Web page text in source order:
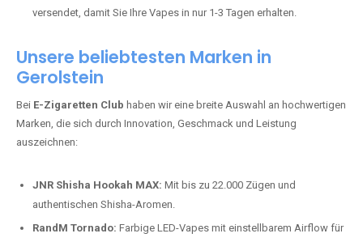
versendet, damit Sie Ihre Vapes in nur 1-3 Tagen erhalten.
Unsere beliebtesten Marken in
Gerolstein
Bei E-Zigaretten Club haben wir eine breite Auswahl an hochwertigen
Marken, die sich durch Innovation, Geschmack und Leistung
auszeichnen:
JNR Shisha Hookah MAX: Mit bis zu 22.000 Zügen und
authentischen Shisha-Aromen.
RandM Tornado: Farbige LED-Vapes mit einstellbarem Airflow für